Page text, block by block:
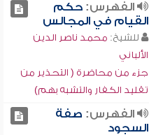
الفهرس:حكم
القيام في المجالس
للشيخ: محمد ناصر الدين
الألباني
جزء من محاضرة ( التحذير من
تقليد الكفار والتشبه بهم)
الفهرس: صفة
السجود